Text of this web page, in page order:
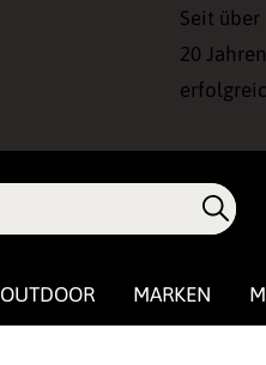
Seit über
20 Jahren
OUTDOOR MARKEN